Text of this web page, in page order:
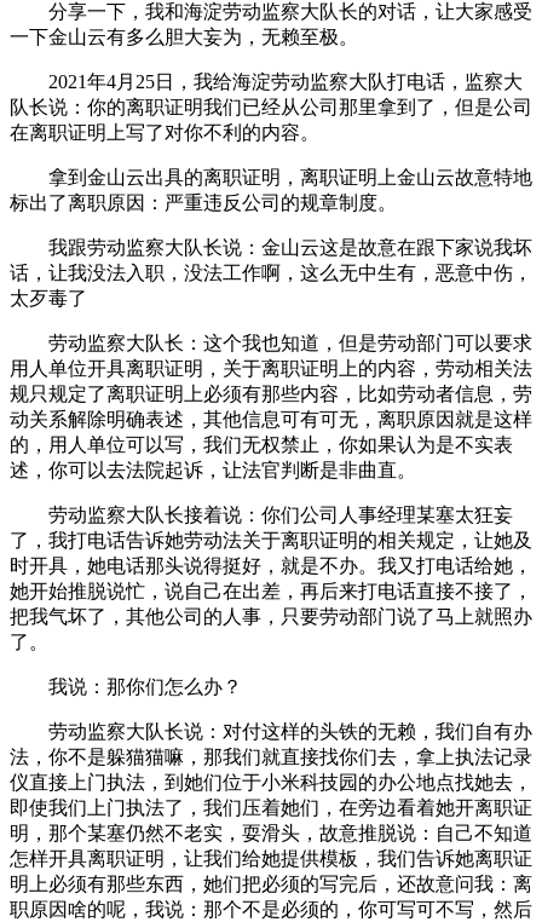
分享一下，我和海淀劳动监察大队长的对话，让大家感受
一下金山云有多么胆大妄为，无赖至极。
2021年4月25日，我给海淀劳动监察大队打电话，监察大
队长说：你的离职证明我们已经从公司那里拿到了，但是公司
在离职证明上写了对你不利的内容。
拿到金山云出具的离职证明，离职证明上金山云故意特地
标出了离职原因：严重违反公司的规章制度。
我跟劳动监察大队长说：金山云这是故意在跟下家说我坏
话，让我没法入职，没法工作啊，这么无中生有，恶意中伤，
太歹毒了
劳动监察大队长：这个我也知道，但是劳动部门可以要求
用人单位开具离职证明，关于离职证明上的内容，劳动相关法
规只规定了离职证明上必须有那些内容，比如劳动者信息，劳
动关系解除明确表述，其他信息可有可无，离职原因就是这样
的，用人单位可以写，我们无权禁止，你如果认为是不实表
述，你可以去法院起诉，让法官判断是非曲直。
劳动监察大队长接着说：你们公司人事经理某塞太狂妄
了，我打电话告诉她劳动法关于离职证明的相关规定，让她及
时开具，她电话那头说得挺好，就是不办。我又打电话给她，
她开始推脱说忙，说自己在出差，再后来打电话直接不接了，
把我气坏了，其他公司的人事，只要劳动部门说了马上就照办
了。
我说：那你们怎么办？
劳动监察大队长说：对付这样的头铁的无赖，我们自有办
法，你不是躲猫猫嘛，那我们就直接找你们去，拿上执法记录
仪直接上门执法，到她们位于小米科技园的办公地点找她去，
即使我们上门执法了，我们压着她们，在旁边看着她开离职证
明，那个某塞仍然不老实，耍滑头，故意推脱说：自己不知道
怎样开具离职证明，让我们给她提供模板，我们告诉她离职证
明上必须有那些东西，她们把必须的写完后，还故意问我：离
职原因啥的呢，我说：那个不是必须的，你可写可不写，然后